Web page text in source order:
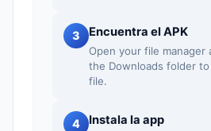
3 Encuentra el APK
Open your file manager
the Downloads folder
file.
4 Instala la app